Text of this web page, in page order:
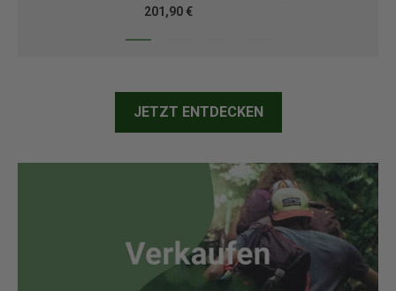
201,90 €
JETZT ENTDECKEN